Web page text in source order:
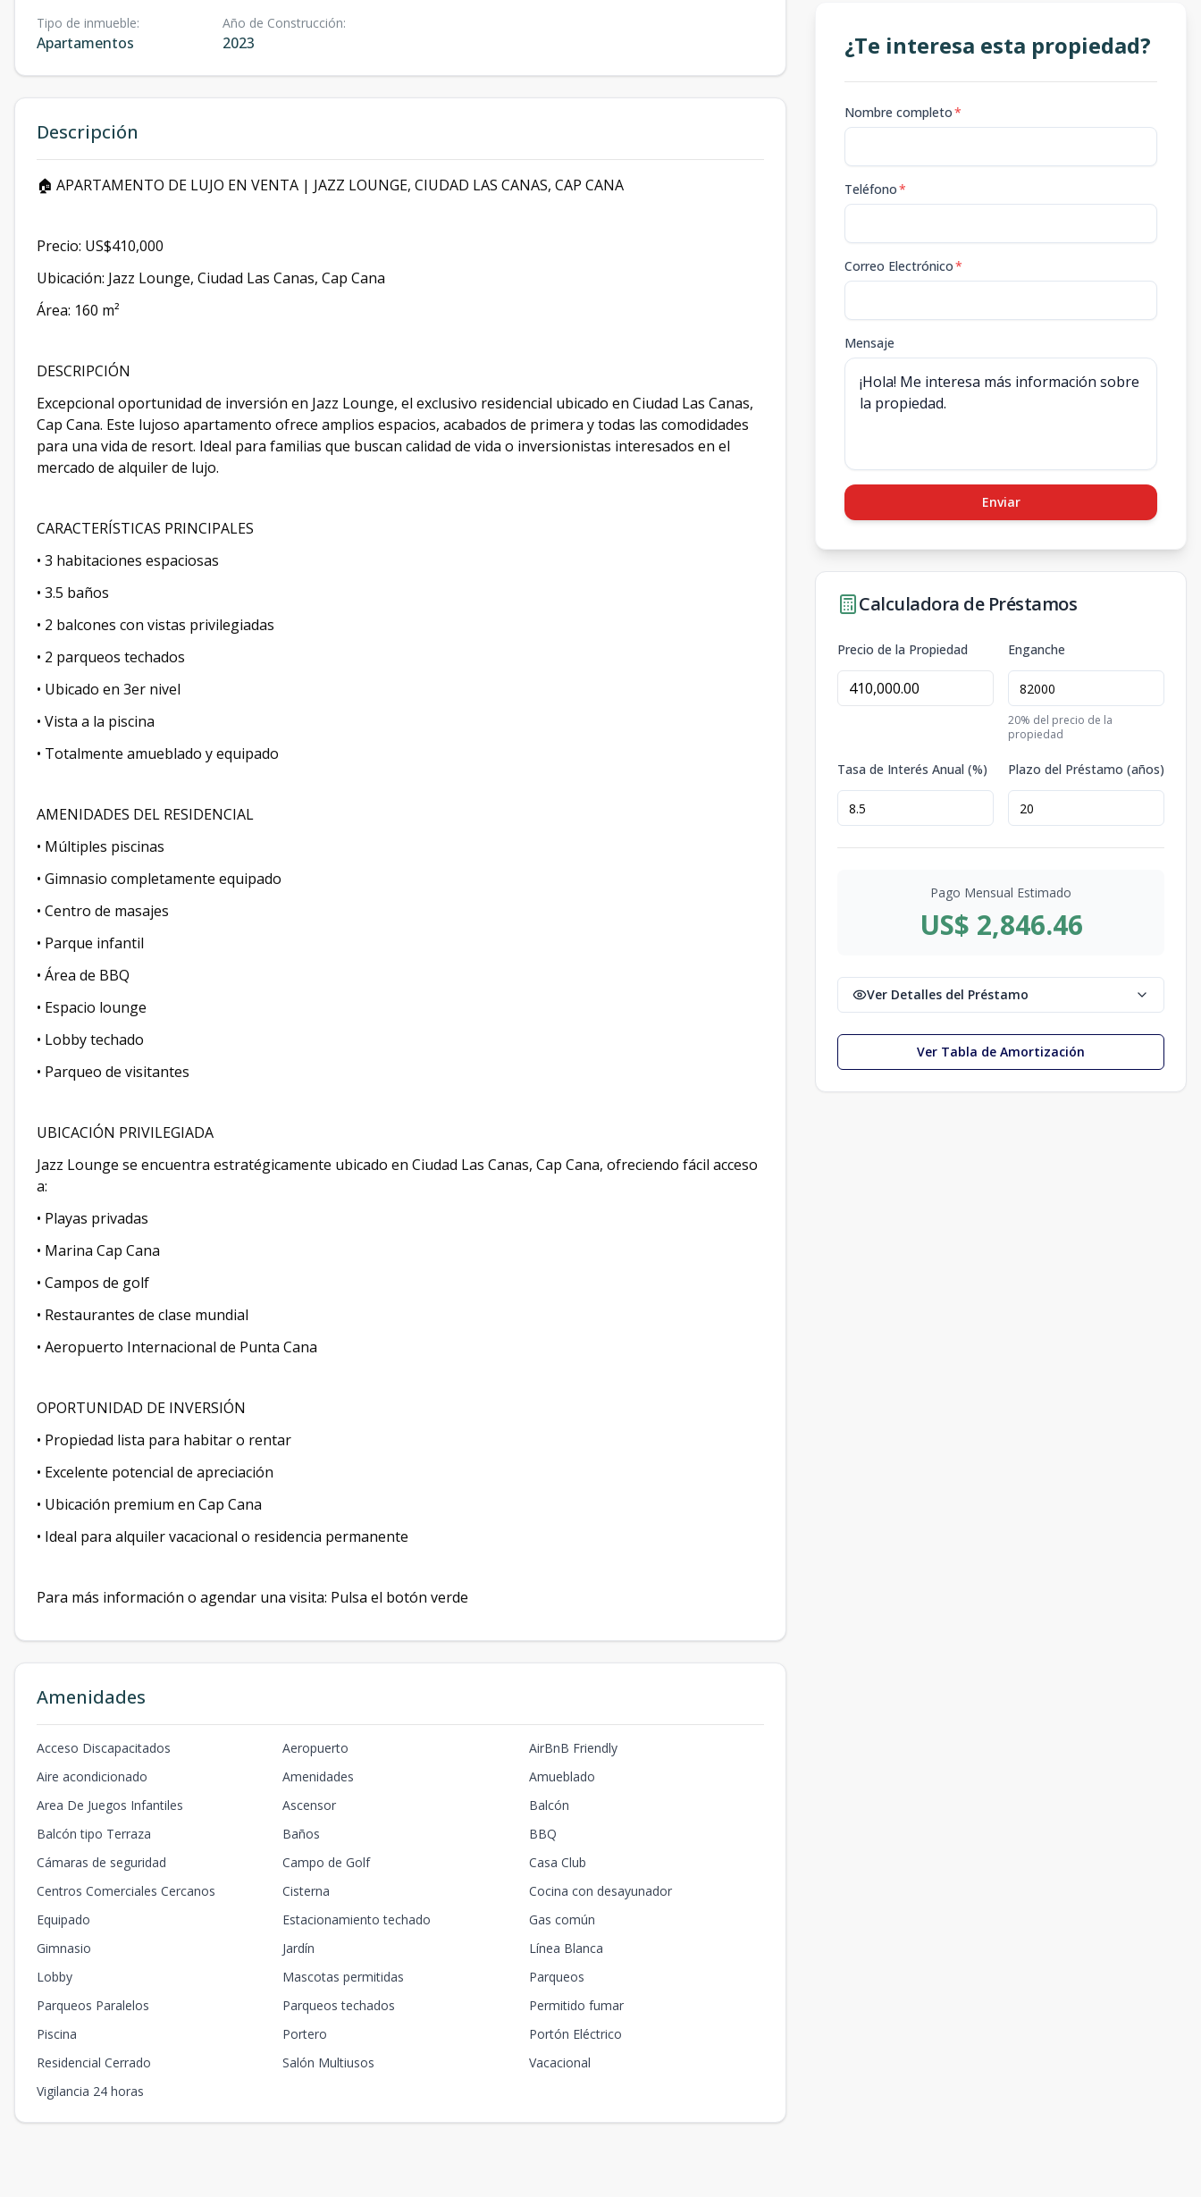
Tipo de inmueble:
Apartamentos
Año de Construcción:
2023
Descripción
🏠 APARTAMENTO DE LUJO EN VENTA | JAZZ LOUNGE, CIUDAD LAS CANAS, CAP CANA
Precio: US$410,000
Ubicación: Jazz Lounge, Ciudad Las Canas, Cap Cana
Área: 160 m²
DESCRIPCIÓN
Excepcional oportunidad de inversión en Jazz Lounge, el exclusivo residencial ubicado en Ciudad Las Canas,
Cap Cana. Este lujoso apartamento ofrece amplios espacios, acabados de primera y todas las comodidades
para una vida de resort. Ideal para familias que buscan calidad de vida o inversionistas interesados en el
mercado de alquiler de lujo.
CARACTERÍSTICAS PRINCIPALES
• 3 habitaciones espaciosas
• 3.5 baños
• 2 balcones con vistas privilegiadas
• 2 parqueos techados
• Ubicado en 3er nivel
• Vista a la piscina
• Totalmente amueblado y equipado
AMENIDADES DEL RESIDENCIAL
• Múltiples piscinas
• Gimnasio completamente equipado
• Centro de masajes
• Parque infantil
• Área de BBQ
• Espacio lounge
• Lobby techado
• Parqueo de visitantes
UBICACIÓN PRIVILEGIADA
Jazz Lounge se encuentra estratégicamente ubicado en Ciudad Las Canas, Cap Cana, ofreciendo fácil acceso
a:
• Playas privadas
• Marina Cap Cana
• Campos de golf
• Restaurantes de clase mundial
• Aeropuerto Internacional de Punta Cana
OPORTUNIDAD DE INVERSIÓN
• Propiedad lista para habitar o rentar
• Excelente potencial de apreciación
• Ubicación premium en Cap Cana
• Ideal para alquiler vacacional o residencia permanente
Para más información o agendar una visita: Pulsa el botón verde
Amenidades
Acceso Discapacitados Aeropuerto
AirBnB Friendly
Aire acondicionado
Amenidades
Amueblado
Area De Juegos Infantiles
Ascensor
Balcón
Balcón tipo Terraza
Baños
BBQ
Cámaras de seguridad
Campo de Golf
Casa Club
Centros Comerciales Cercanos
Cisterna
Cocina con desayunador
Equipado
Estacionamiento techado
Gas común
Gimnasio
Jardín
Línea Blanca
Lobby
Mascotas permitidas
Parqueos
Parqueos Paralelos
Parqueos techados
Permitido fumar
Piscina
Portero
Portón Eléctrico
Residencial Cerrado
Salón Multiusos
Vacacional
Vigilancia 24 horas
¿Te interesa esta propiedad?
Nombre completo*
Teléfono*
Correo Electrónico*
Mensaje
Enviar
Calculadora de Préstamos
Precio de la Propiedad Enganche
20% del precio de la
propiedad
Tasa de Interés Anual (%) Plazo del Préstamo (años)
Pago Mensual Estimado
US$ 2,846.46
Ver Detalles del Préstamo
Ver Tabla de Amortización